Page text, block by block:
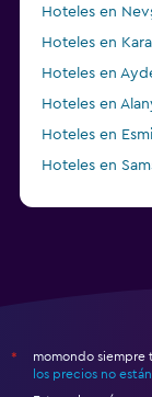
Hoteles en
Hoteles en
Hoteles en
Hoteles en
Hoteles en
Hoteles en
*
momondo siempre
los precios no